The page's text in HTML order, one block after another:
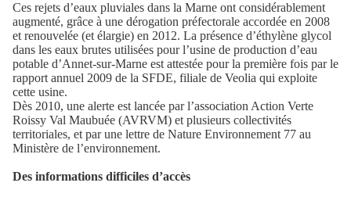
Ces rejets d’eaux pluviales dans la Marne ont considérablement
augmenté, grâce à une dérogation préfectorale accordée en 2008
et renouvelée (et élargie) en 2012. La présence d’éthylène glycol
dans les eaux brutes utilisées pour l’usine de production d’eau
potable d’Annet-sur-Marne est attestée pour la première fois par le
rapport annuel 2009 de la SFDE, filiale de Veolia qui exploite
cette usine.
Dès 2010, une alerte est lancée par l’association Action Verte
Roissy Val Maubuée (AVRVM) et plusieurs collectivités
territoriales, et par une lettre de Nature Environnement 77 au
Ministère de l’environnement.
Des informations difficiles d’accès